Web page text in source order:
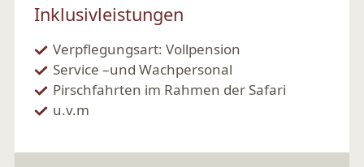
Inklusivleistungen
Verpflegungsart: Vollpension
Service –und Wachpersonal
Pirschfahrten im Rahmen der Safari
u.v.m